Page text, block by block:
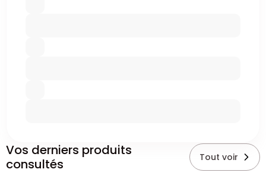
Vos derniers produits
consultés
Tout voir